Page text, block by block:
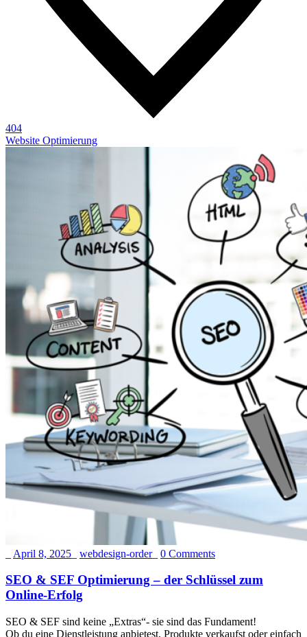
404
Website Optimierung
April 8, 2025 webdesign-order_ 0 Comments
SEO & SEF Optimierung – der Schlüssel zum
Online-Erfolg
SEO & SEF sind keine „Extras“- sie sind das Fundament!
Ob du eine Dienstleistung anbietest, Produkte verkaufst oder einfach